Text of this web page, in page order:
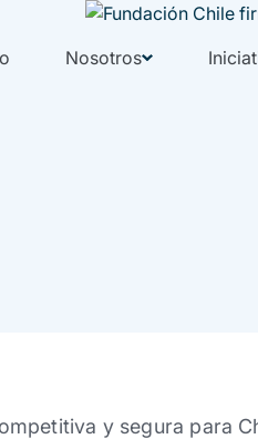
Nosotros
y segura para